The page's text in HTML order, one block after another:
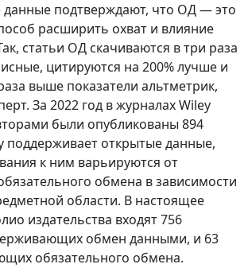
данные подтверждают, что ОД — это
расширить охват и влияние
статьи ОД скачиваются в три раза
цитируются на 200% лучше и
выше показатели альтметрик,
За 2022 год в журналах Wiley
были опубликованы 894
поддерживает открытые данные,
к ним варьируются от
обмена в зависимости
области. В настоящее
издательства входят 756
обмен данными, и 63
обязательного обмена.